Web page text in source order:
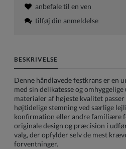
anbefale til en ven
tilføj din anmeldelse
BESKRIVELSE
Denne håndlavede festkrans er en
med sin delikatesse og
materialer af højeste kvalitet
højtidelige stemning ved særlige
konfirmation eller andre familiære
originale design og præcision i
valg, der opfylder selv de mest
forventninger.